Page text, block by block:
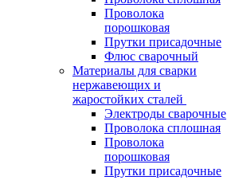
Проволока
порошковая
Прутки присадочные
Флюс сварочный
Материалы для сварки
нержавеющих и
жаростойких сталей
Электроды сварочные
Проволока сплошная
Проволока
порошковая
Прутки присадочные